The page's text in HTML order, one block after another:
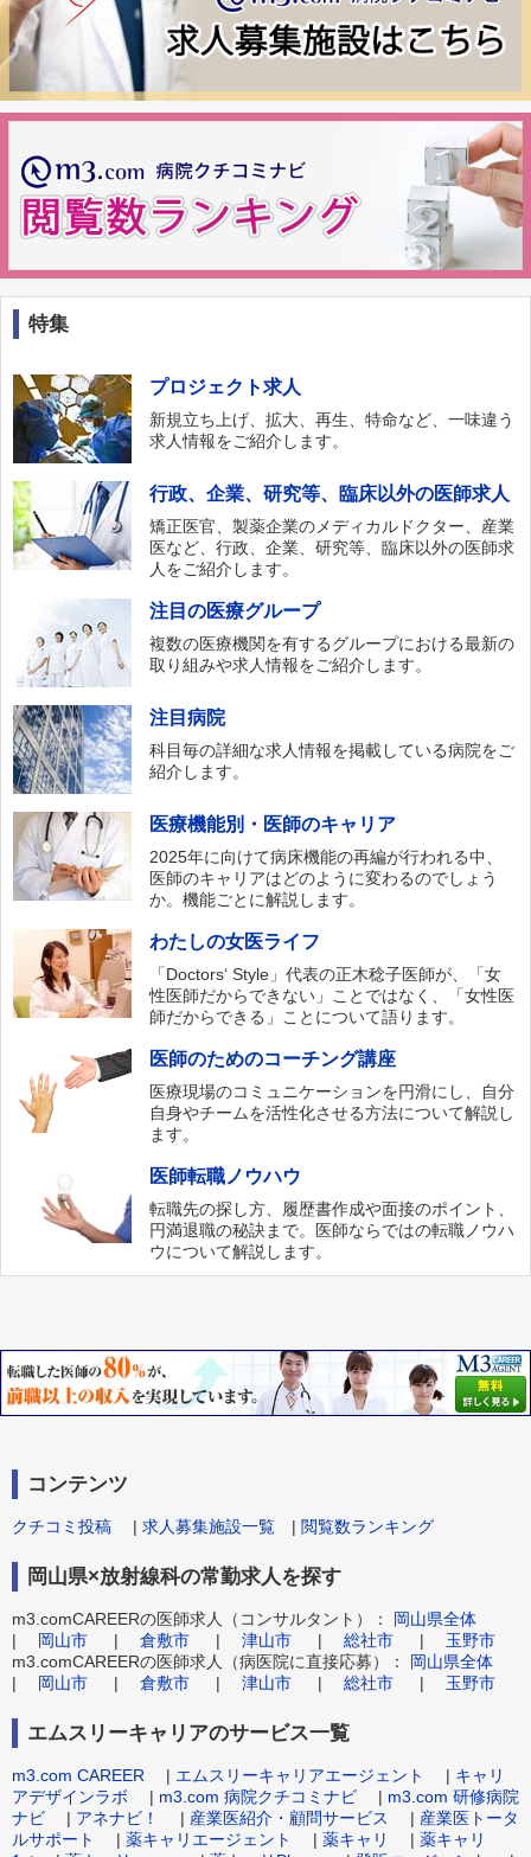
特集
プロジェクト求人
新規立ち上げ、拡大、再生、特命など、一味違う
求人情報をご紹介します。
行政、企業、研究等、臨床以外の医師求人
矯正医官、製薬企業のメディカルドクター、産業
医など、行政、企業、研究等、臨床以外の医師求
人をご紹介します。
注目の医療グループ
複数の医療機関を有するグループにおける最新の
取り組みや求人情報をご紹介します。
注目病院
科目毎の詳細な求人情報を掲載している病院をご
紹介します。
医療機能別・医師のキャリア
2025年に向けて病床機能の再編が行われる中、
医師のキャリアはどのように変わるのでしょう
か。機能ごとに解説します。
わたしの女医ライフ
「Doctors‘ Style」代表の正木稔子医師が、「女
性医師だからできない」ことではなく、「女性医
師だからできる」ことについて語ります。
医師のためのコーチング講座
医療現場のコミュニケーションを円滑にし、自分
自身やチームを活性化させる方法について解説し
ます。
医師転職ノウハウ
転職先の探し方、履歴書作成や面接のポイント、
円満退職の秘訣まで。医師ならではの転職ノウハ
ウについて解説します。
コンテンツ
クチコミ投稿 | 求人募集施設一覧 | 閲覧数ランキング
岡山県×放射線科の常勤求人を探す
m3.comCAREERの医師求人（コンサルタント）： 岡山県全体
| 岡山市 | 倉敷市 | 津山市 | 総社市 | 玉野市
m3.comCAREERの医師求人（病医院に直接応募）： 岡山県全体
| 岡山市 | 倉敷市 | 津山市 | 総社市 | 玉野市
エムスリーキャリアのサービス一覧
m3.com CAREER | エムスリーキャリアエージェント | キャリ
アデザインラボ | m3.com 病院クチコミナビ | m3.com 研修病院
ナビ | アネナビ！ | 産業医紹介・顧問サービス | 産業医トータ
ルサポート
| 薬キャリエージェント | 薬キャリ | 薬キャリ